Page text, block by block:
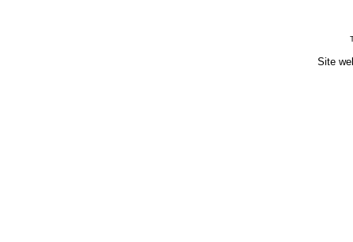
Site